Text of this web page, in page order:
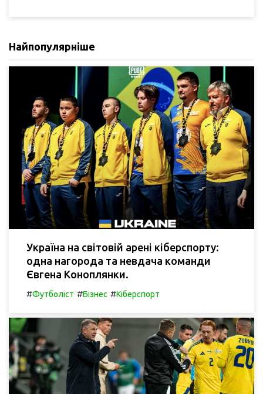
Найпопулярніше
Україна на світовій арені кіберспорту:
одна нагорода та невдача команди
Євгена Коноплянки.
#Футболіст #Бізнес #Кіберспорт